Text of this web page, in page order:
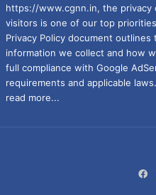
https://www.cgnn.in, the privacy
visitors is one of our top
Privacy Policy document
information we collect and how
full compliance with Google
requirements and applicable laws.
read more...